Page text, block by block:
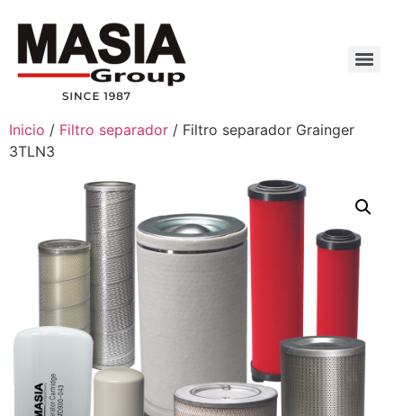
Inicio / Filtro separador / Filtro separador Grainger
3TLN3